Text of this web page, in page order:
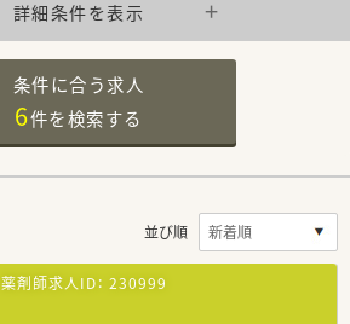
詳細条件を表示
条件に合う求人
6件を検索する
並び順
薬剤師求人ID： 230999